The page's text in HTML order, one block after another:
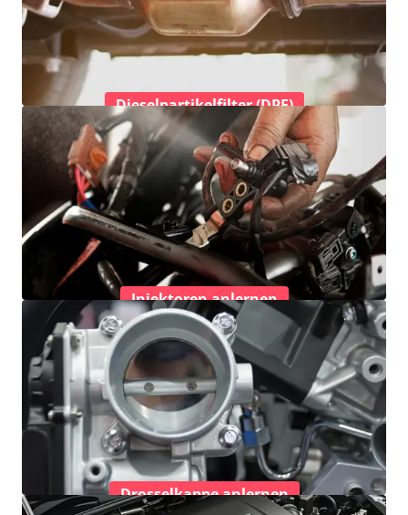
Dieselpartikelfilter (DPF)
Injektoren anlernen
Drosselkappe anlernen